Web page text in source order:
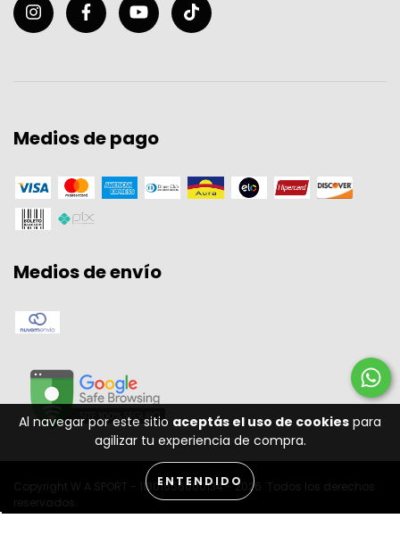
Al navegar por este sitio aceptás el uso de cookies para
agilizar tu experiencia de compra.
ENTENDIDO
Medios de pago
Medios de envío
Copyright W A SPORT - 11301556000134 - 2026. Todos los derechos
reservados.